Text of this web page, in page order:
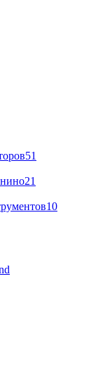
51
21
10